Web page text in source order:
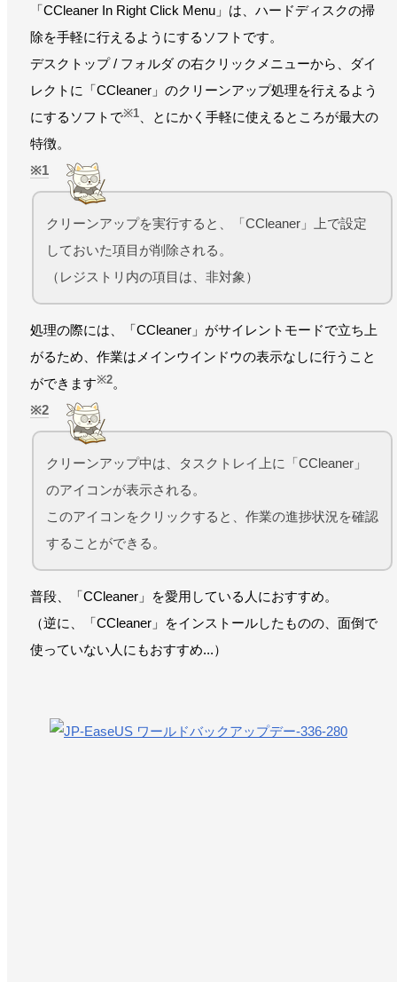
「CCleaner In Right Click Menu」は、ハードディスクの掃
除を手軽に行えるようにするソフトです。
デスクトップ / フォルダ の右クリックメニューから、ダイ
レクトに「CCleaner」のクリーンアップ処理を行えるよう
にするソフトで※1 、とにかく手軽に使えるところが最大の
特徴。
1
クリーンアップを実行すると、「CCleaner」上で設定
しておいた項目が削除される。
（レジストリ内の項目は、非対象）
処理の際には、「CCleaner」がサイレントモードで立ち上
がるため、作業はメインウインドウの表示なしに行うこと
ができます※2。
2
クリーンアップ中は、タスクトレイ上に「CCleaner」
のアイコンが表示される。
このアイコンをクリックすると、作業の進捗状況を確認
することができる。
普段、「CCleaner」を愛用している人におすすめ。
（逆に、「CCleaner」をインストールしたものの、面倒で
使っていない人にもおすすめ...）